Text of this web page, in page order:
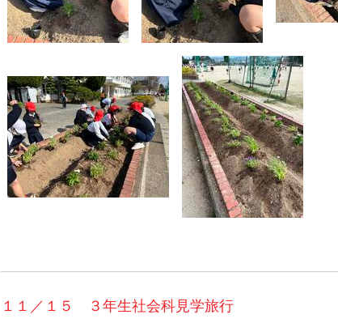
１１／１５ ３年生社会科見学旅行